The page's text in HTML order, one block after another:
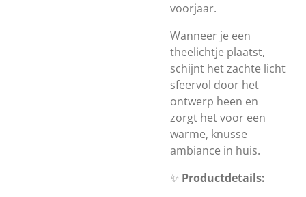
voorjaar.
Wanneer je een
theelichtje plaatst,
schijnt het zachte licht
sfeervol door het
ontwerp heen en
zorgt het voor een
warme, knusse
ambiance in huis.
✨ Productdetails: